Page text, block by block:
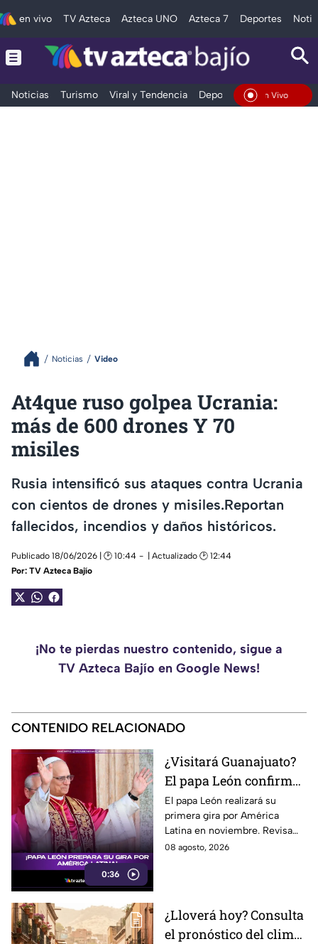
en vivo TV Azteca Azteca UNO Azteca 7 Deportes
Noticias Turismo Viral y Tendencia Deportes Espectáculos
En Vivo
Noticias Video
At4que ruso golpea Ucrania:
más de 600 drones Y 70
misiles
Rusia intensificó sus ataques contra Ucrania
con cientos de drones y misiles.Reportan
fallecidos, incendios y daños históricos.
Publicado 18/06/2026 | 🕑 10:44
| Actualizado 🕑 12:44
Por: TV Azteca Bajío
¡No te pierdas nuestro contenido, sigue a
TV Azteca Bajío en Google News!
CONTENIDO RELACIONADO
0:36
¿Visitará Guanajuato?
El papa León confirma
su primera gira por
América Latina este
2026
El papa León realizará su
primera gira por América
Latina en noviembre. Revisa
las fechas, países y ciudades
08 agosto, 2026
¿Lloverá hoy? Consulta
el pronóstico del clima